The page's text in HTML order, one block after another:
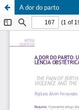
A dor do parto